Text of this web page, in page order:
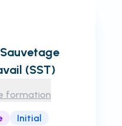
(SST)
formation
Initial